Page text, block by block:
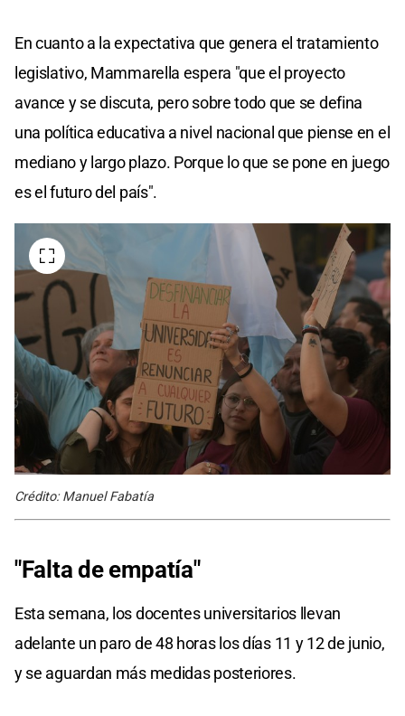
En cuanto a la expectativa que genera el tratamiento
legislativo, Mammarella espera "que el proyecto
avance y se discuta, pero sobre todo que se defina
una política educativa a nivel nacional que piense en el
mediano y largo plazo. Porque lo que se pone en juego
es el futuro del país".
Crédito: Manuel Fabatía
"Falta de empatía"
Esta semana, los docentes universitarios llevan
adelante un paro de 48 horas los días 11 y 12 de junio,
y se aguardan más medidas posteriores.